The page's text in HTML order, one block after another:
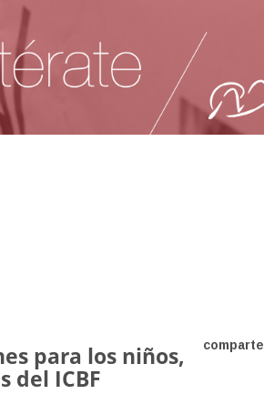
comparte
para los niños,
del ICBF